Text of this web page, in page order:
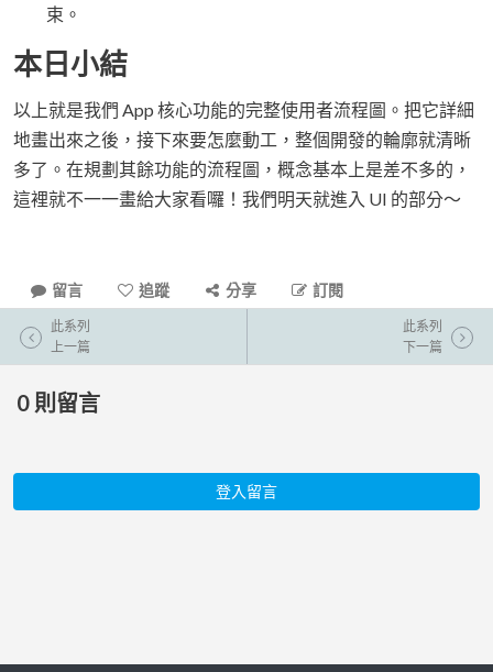
束。
本日小結
以上就是我們 App 核心功能的完整使用者流程圖。把它詳細
地畫出來之後，接下來要怎麼動工，整個開發的輪廓就清晰
多了。在規劃其餘功能的流程圖，概念基本上是差不多的，
這裡就不一一畫給大家看囉！我們明天就進入 UI 的部分～
留言 追蹤 分享 訂閱
此系列
上一篇
此系列
下一篇
0 則留言
登入留言